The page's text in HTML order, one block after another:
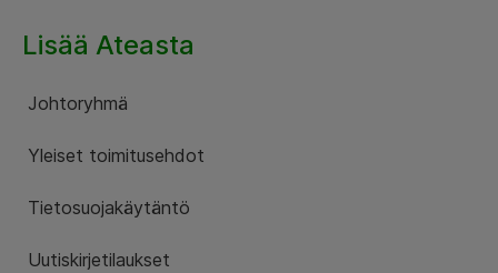
Lisää Ateasta
Johtoryhmä
Yleiset toimitusehdot
Tietosuojakäytäntö
Uutiskirjetilaukset